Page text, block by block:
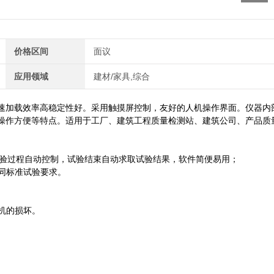
价格区间 面议
应用领域 建材/家具,综合
加载效率高稳定性好。采用触摸屏控制，友好的人机操作界面。仪器内
方便等特点。适用于工厂、建筑工程质量检测站、建筑公司、产品质
过程自动控制，试验结束自动求取试验结果，软件简便易用；
标准试验要求。
损坏。